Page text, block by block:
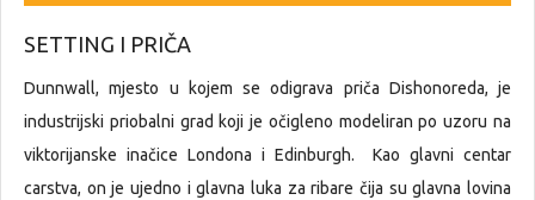
SETTING I PRIČA
Dunnwall, mjesto u kojem se odigrava priča Dishonoreda, je
industrijski priobalni grad koji je očigleno modeliran po uzoru na
viktorijanske inačice Londona i Edinburgh. Kao glavni centar
carstva, on je ujedno i glavna luka za ribare čija su glavna lovina